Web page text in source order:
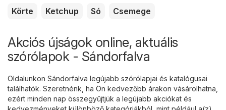
Körte
Ketchup Só Csemege
Akciós újságok online, aktuális
szórólapok - Sándorfalva
Oldalunkon Sándorfalva legújabb szórólapjai és katalógusai
találhatók. Szeretnénk, ha Ön kedvezőbb árakon vásárolhatna,
ezért minden nap összegyűjtjük a legújabb akciókat és